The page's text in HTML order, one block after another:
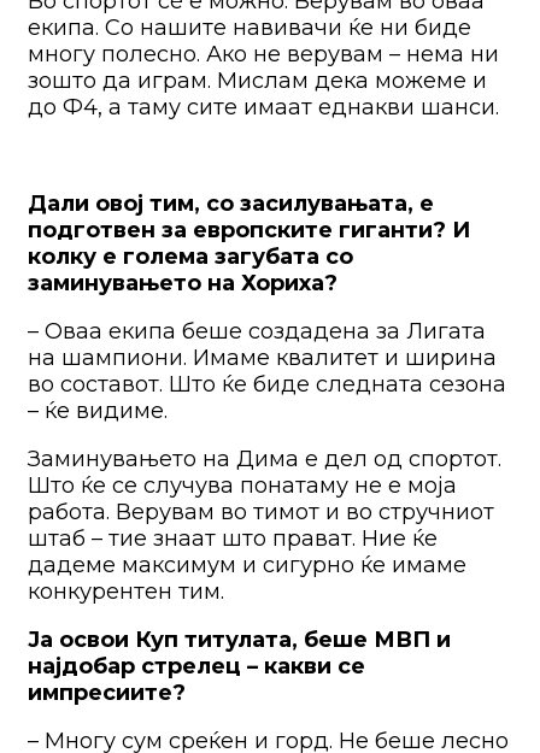
екипа. Со нашите навивачи ќе ни биде
многу полесно. Ако не верувам – нема ни
зошто да играм. Мислам дека можеме и
до Ф4, а таму сите имаат еднакви шанси.
Дали овој тим, со засилувањата, е
подготвен за европските гиганти? И
колку е голема загубата со
заминувањето на Хориха?
– Оваа екипа беше создадена за Лигата
на шампиони. Имаме квалитет и ширина
во составот. Што ќе биде следната сезона
– ќе видиме.
Заминувањето на Дима е дел од спортот.
Што ќе се случува понатаму не е моја
работа. Верувам во тимот и во стручниот
штаб – тие знаат што прават. Ние ќе
дадеме максимум и сигурно ќе имаме
конкурентен тим.
Ја освои Куп титулата, беше МВП и
најдобар стрелец – какви се
импресиите?
– Многу сум среќен и горд. Не беше лесно